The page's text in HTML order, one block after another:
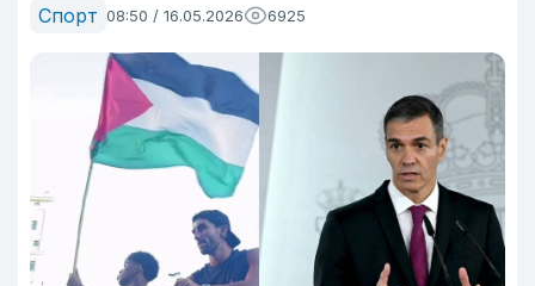
Спорт 08:50 / 16.05.2026 6925